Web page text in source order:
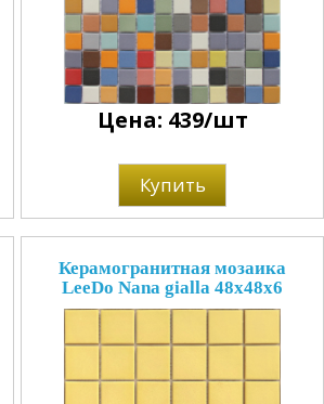
Цена: 439/шт
Купить
Керамогранитная мозаика
LeeDo Nana gialla 48x48x6